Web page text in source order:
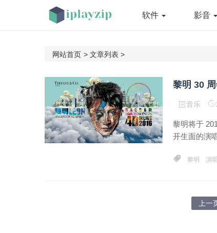
软件 影音
网站首页 > 文章列表 >
音乐
黎明将于
开生面的演
黎明 演
上一